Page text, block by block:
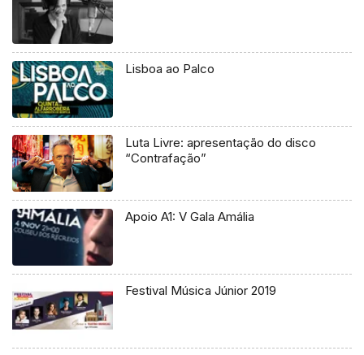
Lisboa ao Palco
Luta Livre: apresentação do disco
“Contrafação”
Apoio A1: V Gala Amália
Festival Música Júnior 2019